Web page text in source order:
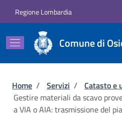
Regione Lombardia
Comune di
Briciole di pane
Home / Servizi / Catasto e
Gestire materiali da scavo
a VIA o AIA: trasmissione del